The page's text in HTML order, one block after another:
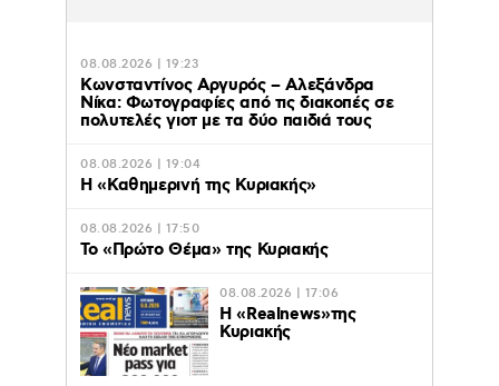
08.08.2026 | 19:23
Κωνσταντίνος Αργυρός – Αλεξάνδρα
Νίκα: Φωτογραφίες από τις διακοπές σε
πολυτελές γιοτ με τα δύο παιδιά τους
08.08.2026 | 19:04
H «Καθημερινή της Κυριακής»
08.08.2026 | 17:50
Το «Πρώτο Θέμα» της Κυριακής
08.08.2026 | 17:06
Η «Realnews»της
Κυριακής